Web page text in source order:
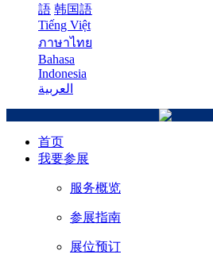
語 韩国語
Tiếng Việt
ภาษาไทย
Bahasa
Indonesia
العربية
首页
我要参展
服务概览
参展指南
展位预订